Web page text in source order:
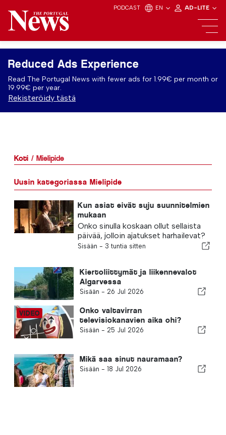
PODCAST EN AD-LITE
Reduced Ads Experience
Read The Portugal News with fewer ads for 1.99€ per month or
19.99€ per year.
Rekisteröidy tästä
Koti Mielipide
Uusin kategoriassa Mielipide
Kun asiat eivät suju suunnitelmien
mukaan
Onko sinulla koskaan ollut sellaista
päivää, jolloin ajatukset harhailevat?
Sisään - 3 tuntia sitten
Kiertoliittymät ja liikennevalot
Algarvessa
Sisään - 26 Jul 2026
Onko valtavirran
televisiokanavien aika ohi?
Sisään - 25 Jul 2026
Mikä saa sinut nauramaan?
Sisään - 18 Jul 2026